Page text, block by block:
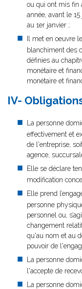
ou qui ont mis fin
année, avant le
au 1er janvier ;
Il met en oeuvre
blanchiment des
définies au
monétaire et
monétaire et
IV-
La personne
effectivement et
de l'entreprise,
agence,
Elle se déclare
modification
Elle prend
personne
personnel ou,
changement
qu'au nom et au
pouvoir de
La personne
l'accepte de
La personne